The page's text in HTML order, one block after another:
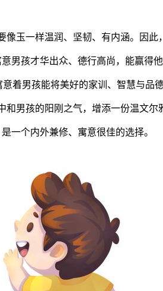
玉一样温润、坚韧、有内涵。因此
男孩才华出众、德行高尚，能赢得
着男孩能将美好的家训、智慧与品
男孩的阳刚之气，增添一份温文尔
一个内外兼修、寓意很佳的选择。